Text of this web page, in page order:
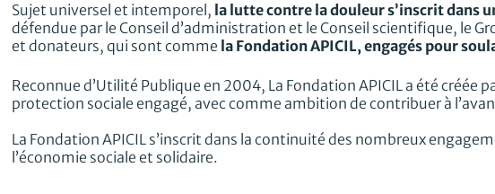
Sujet universel et intemporel, la lutte contre la douleur s’inscrit dans
défendue par le Conseil d’administration et le Conseil scientifique, le
et donateurs, qui sont comme la Fondation APICIL, engagés pour
Reconnue d’Utilité Publique en 2004, La Fondation APICIL a été créée
protection sociale engagé, avec comme ambition de contribuer à
La Fondation APICIL s’inscrit dans la continuité des nombreux
l’économie sociale et solidaire.